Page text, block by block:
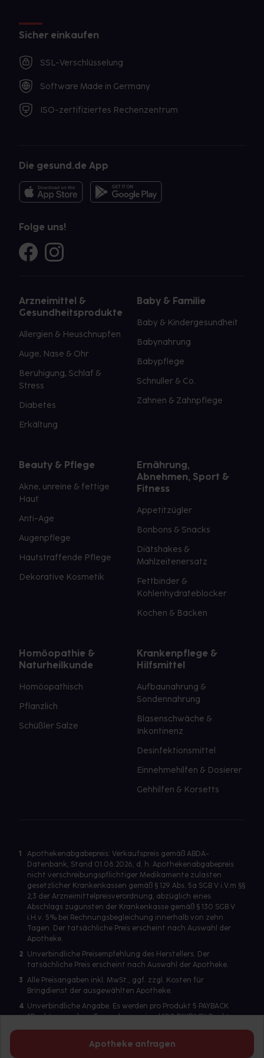
Apotheke anfragen
Sicher einkaufen
SSL-Verschlüsselung
Software Made in Germany
ISO-zertifiziertes Rechenzentrum
Die gesund.de App
Folge uns!
Arzneimittel &
Gesundheitsprodukte
Allergien & Heuschnupfen
Auge, Nase & Ohr
Beruhigung, Schlaf &
Stress
Diabetes
Erkältung
Baby & Familie
Baby & Kindergesundheit
Babynahrung
Babypflege
Schnuller & Co.
Zahnen & Zahnpflege
Beauty & Pflege
Akne, unreine & fettige
Haut
Anti-Age
Augenpflege
Hautstraffende Pflege
Dekorative Kosmetik
Ernährung,
Abnehmen, Sport &
Fitness
Appetitzügler
Bonbons & Snacks
Diätshakes &
Mahlzeitenersatz
Fettbinder &
Kohlenhydrateblocker
Kochen & Backen
Homöopathie &
Naturheilkunde
Homöopathisch
Pflanzlich
Schüßler Salze
Krankenpflege &
Hilfsmittel
Aufbaunahrung &
Sondennahrung
Blasenschwäche &
Inkontinenz
Desinfektionsmittel
Einnehmehilfen & Dosierer
Gehhilfen & Korsetts
1
Apothekenabgabepreis: Verkaufspreis gemäß ABDA-
Datenbank, Stand 01.08.2026, d. h. Apothekenabgabepreis
nicht verschreibungspflichtiger Medikamente zulasten
gesetzlicher Krankenkassen gemäß § 129 Abs. 5a SGB V i.V.m §§
2,3 der Arzneimittelpreisverordnung, abzüglich eines
Abschlags zugunsten der Krankenkasse gemäß § 130 SGB V
i.H.v. 5% bei Rechnungsbegleichung innerhalb von zehn
Tagen. Der tatsächliche Preis erscheint nach Auswahl der
Apotheke.
2 Unverbindliche Preisempfehlung des Herstellers. Der
tatsächliche Preis erscheint nach Auswahl der Apotheke.
3 Alle Preisangaben inkl. MwSt., ggf. zzgl. Kosten für
Bringdienst der ausgewählten Apotheke.
4 Unverbindliche Angabe. Es werden pro Produkt 5 PAYBACK
°Punkte vergeben. Es werden maximal 100 PAYBACK Punkte
abgegebene Artikel werden keine PAYBACK Punkte vergeben.